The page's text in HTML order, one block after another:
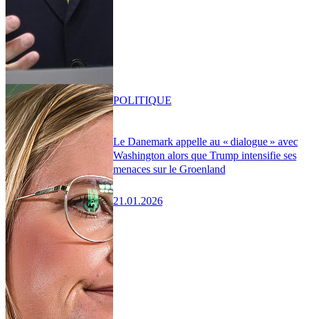
Le Danemark appelle au « dialogue » avec
Washington alors que Trump intensifie ses
menaces sur le Groenland
21.01.2026
POLITIQUE